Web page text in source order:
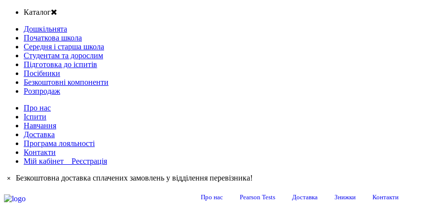
Каталог
Дошкільнята
Початкова школа
Середня і старша школа
Студентам та дорослим
Підготовка до іспитів
Посібники
Безкоштовні компоненти
Розпродаж
Про нас
Іспити
Навчання
Доставка
Програма лояльності
Контакти
Мій кабінет Реєстрація
× Безкоштовна доставка сплачених замовлень у відділення перевізника!
Про нас Pearson Tests Доставка Знижки Контакти